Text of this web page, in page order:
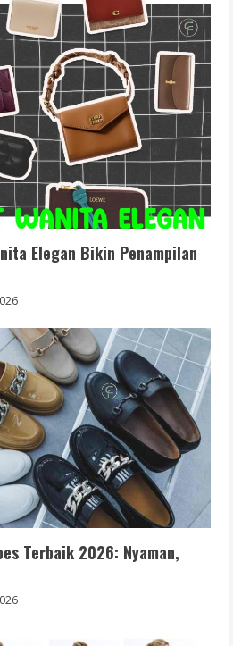
Elegan Bikin Penampilan
Terbaik 2026: Nyaman,